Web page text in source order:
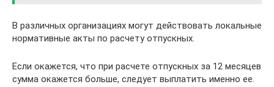
В различных организациях могут действовать локальные
нормативные акты по расчету отпускных.
Если окажется, что при расчете отпускных за 12 месяцев
сумма окажется больше, следует выплатить именно ее.